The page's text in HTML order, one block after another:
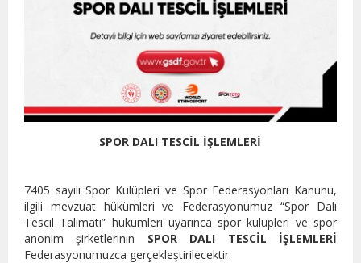
SPOR DALI TESCİL İŞLEMLERİ
7405 sayılı Spor Kulüpleri ve Spor Federasyonları Kanunu,
ilgili mevzuat hükümleri ve Federasyonumuz “Spor Dalı
Tescil Talimatı” hükümleri uyarınca spor kulüpleri ve spor
anonim şirketlerinin SPOR DALI TESCİL İŞLEMLERİ
Federasyonumuzca gerçekleştirilecektir.